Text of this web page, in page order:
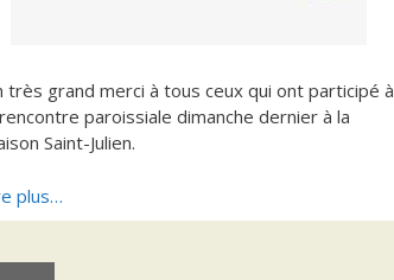
très grand merci à tous ceux qui ont participé à
paroissiale dimanche dernier à la
Saint-Julien.
plus…